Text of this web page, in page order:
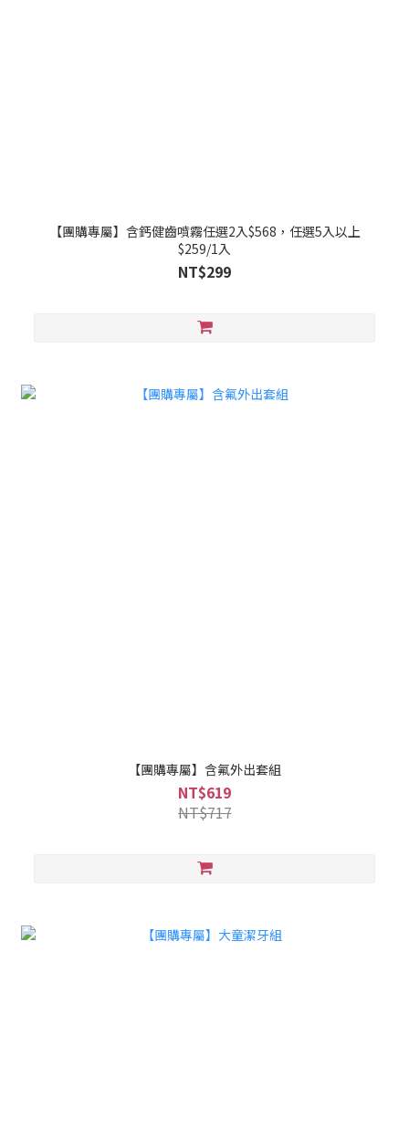
【團購專屬】含鈣健齒噴霧任選2入$568，任選5入以上
$259/1入
NT$299
【團購專屬】含氟外出套組
NT$619
NT$717